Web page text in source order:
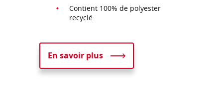
Contient 100% de polyester
recyclé
En savoir plus